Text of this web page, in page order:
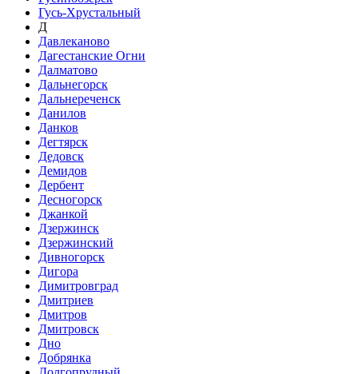
Гусь-Хрустальный
Д
Давлеканово
Дагестанские Огни
Далматово
Дальнегорск
Дальнереченск
Данилов
Данков
Дегтярск
Дедовск
Демидов
Дербент
Десногорск
Джанкой
Дзержинск
Дзержинский
Дивногорск
Дигора
Димитровград
Дмитриев
Дмитров
Дмитровск
Дно
Добрянка